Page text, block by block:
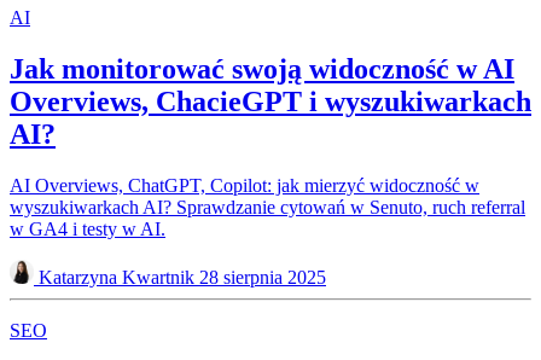
AI
Jak monitorować swoją widoczność w AI
Overviews, ChacieGPT i wyszukiwarkach
AI?
AI Overviews, ChatGPT, Copilot: jak mierzyć widoczność w
wyszukiwarkach AI? Sprawdzanie cytowań w Senuto, ruch referral
w GA4 i testy w AI.
Katarzyna Kwartnik 28 sierpnia 2025
SEO